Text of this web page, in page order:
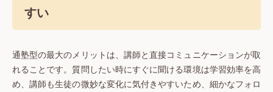
すい
通塾型の最大のメリットは、講師と直接コミュニケーションが取
れることです。質問したい時にすぐに聞ける環境は学習効率を高
め、講師も生徒の微妙な変化に気付きやすいため、細かなフォロ